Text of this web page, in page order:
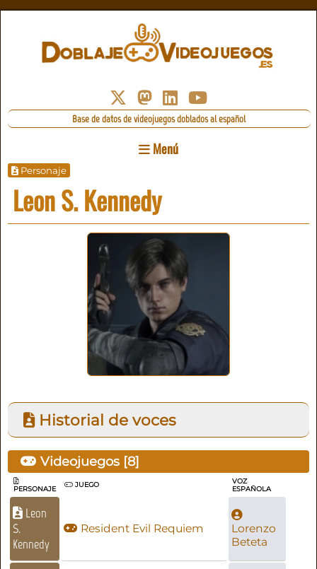
Base de datos de videojuegos doblados al español
Menú
Personaje
Leon S. Kennedy
Historial de voces
Videojuegos [8]
PERSONAJE
JUEGO
VOZ
ESPAÑOLA
Leon
S.
Kennedy
Resident Evil Requiem
Lorenzo
Beteta